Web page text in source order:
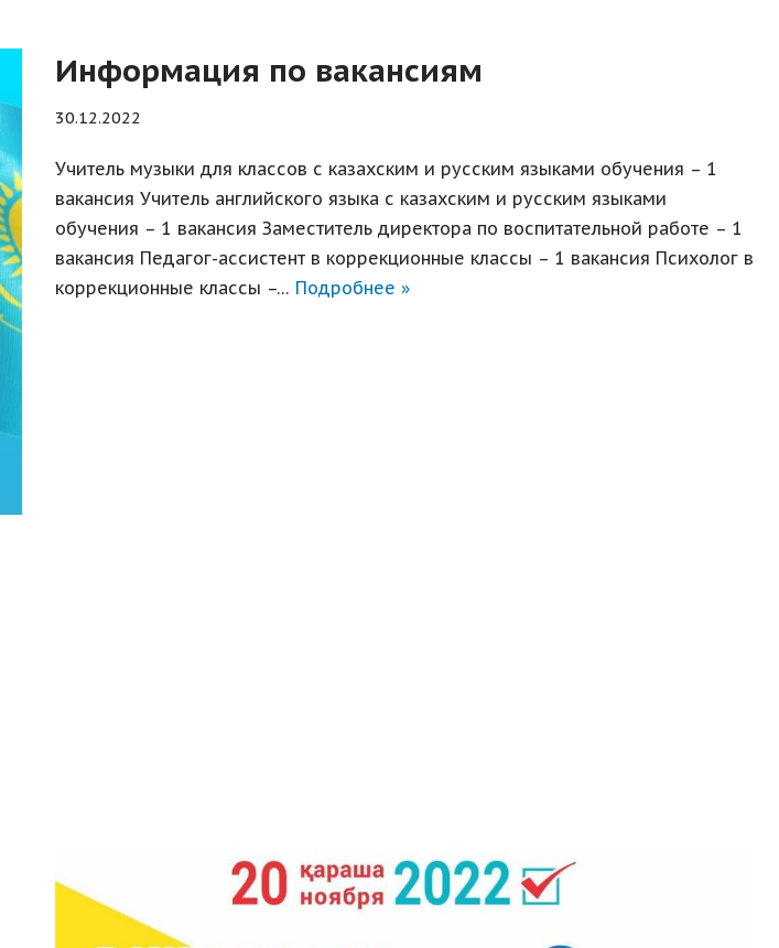
Информация по вакансиям
30.12.2022
Учитель музыки для классов с казахским и русским языками обучения – 1
вакансия Учитель английского языка с казахским и русским языками
обучения – 1 вакансия Заместитель директора по воспитательной работе – 1
вакансия Педагог-ассистент в коррекционные классы – 1 вакансия Психолог в
коррекционные классы –… Подробнее »